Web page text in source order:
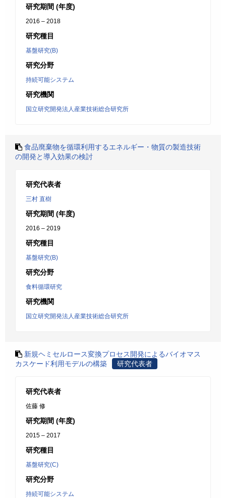
研究期間 (年度)
2016 – 2018
研究種目
基盤研究(B)
研究分野
持続可能システム
研究機関
国立研究開発法人産業技術総合研究所
食品廃棄物を循環利用するエネルギー・物質の製造技術
の開発と導入効果の検討
研究代表者
三村 直樹
研究期間 (年度)
2016 – 2019
研究種目
基盤研究(B)
研究分野
食料循環研究
研究機関
国立研究開発法人産業技術総合研究所
新規ヘミセルロース変換プロセス開発によるバイオマス
カスケード利用モデルの構築
研究代表者
研究代表者
佐藤 修
研究期間 (年度)
2015 – 2017
研究種目
基盤研究(C)
研究分野
持続可能システム